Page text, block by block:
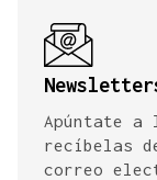
Apúntate a
recíbelas
correo